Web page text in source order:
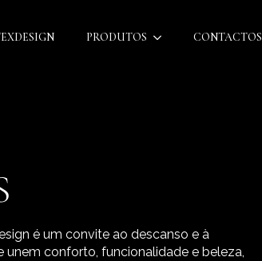
PRODUTOS CONTACTOS
é um convite ao descanso e à
unem conforto, funcionalidade e beleza,